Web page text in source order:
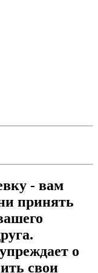
- вам
принять
о
свои